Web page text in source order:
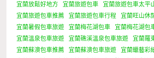
宜蘭放鬆好地方
宜蘭旅遊包車
宜蘭旅遊包車太平
宜蘭旅遊包車推薦
宜蘭旅遊包車行程
宜蘭旺山休
宜蘭暑假包車旅遊
宜蘭梅花湖包車
宜蘭梅花湖包
宜蘭溫泉包車旅遊
宜蘭礁溪溫泉包車旅遊
宜蘭羅
宜蘭蘇澳包車推薦
宜蘭蘇澳包車旅遊
宜蘭蠟藝彩